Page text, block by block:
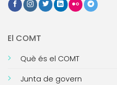
El COMT
Què és el COMT
Junta de govern